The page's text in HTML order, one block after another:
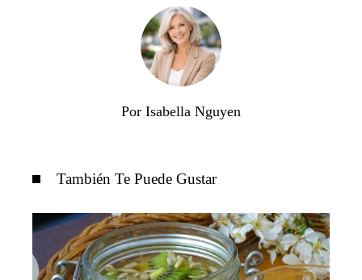
Por Isabella Nguyen
También Te Puede Gustar